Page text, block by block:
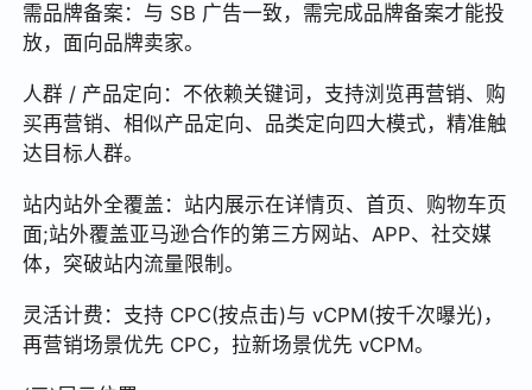
需品牌备案：与 SB 广告一致，需完成品牌备案才能投
放，面向品牌卖家。
人群 / 产品定向：不依赖关键词，支持浏览再营销、购
买再营销、相似产品定向、品类定向四大模式，精准触
达目标人群。
站内站外全覆盖：站内展示在详情页、首页、购物车页
面;站外覆盖亚马逊合作的第三方网站、APP、社交媒
体，突破站内流量限制。
灵活计费：支持 CPC(按点击)与 vCPM(按千次曝光)，
再营销场景优先 CPC，拉新场景优先 vCPM。